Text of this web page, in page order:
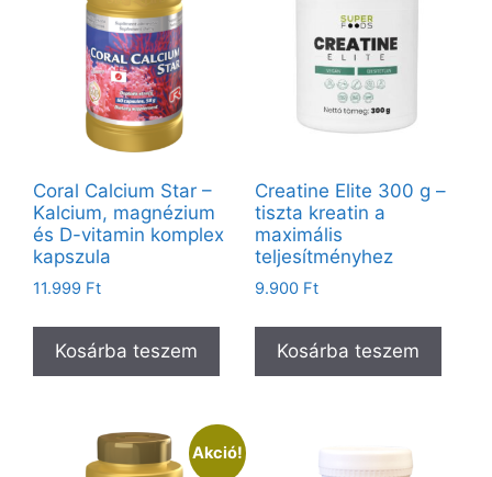
Coral Calcium Star –
Kalcium, magnézium
és D-vitamin komplex
kapszula
11.999 Ft
Kosárba teszem
Creatine Elite 300 g –
tiszta kreatin a
maximális
teljesítményhez
9.900 Ft
Kosárba teszem
Akció!